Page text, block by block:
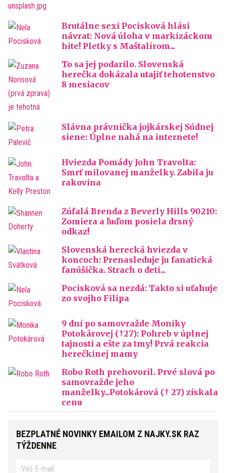
Brutálne sexi Pocisková hlási
návrat: Nová úloha v markizáckom
hite! Pletky s Maštalírom...
To sa jej podarilo. Slovenská
herečka dokázala utajiť tehotenstvo
8 mesiacov
Slávna právnička jojkárskej Súdnej
siene: Úplne nahá na internete!
Hviezda Pomády John Travolta:
Smrť milovanej manželky. Zabila ju
rakovina
Zúfalá Brenda z Beverly Hills 90210:
Zomiera a ľuďom posiela drsný
odkaz!
Slovenská herecká hviezda v
koncoch: Prenasleduje ju fanatická
fanúšička. Strach o deti...
Pocisková sa nezdá: Takto si uťahuje
zo svojho Filipa
9 dní po samovražde Moniky
Potokárovej (†27): Pohreb v úplnej
tajnosti a ešte za tmy! Prvá reakcia
herečkinej mamy
Robo Roth prehovoril. Prvé slová po
samovražde jeho
manželky...Potokárová († 27) získala
cenu
BEZPLATNÉ NOVINKY EMAILOM Z NAJKY.SK RAZ
TÝŽDENNE